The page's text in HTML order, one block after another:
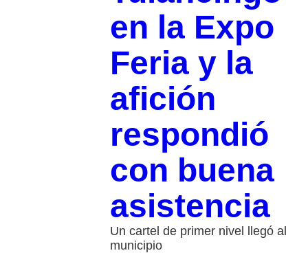
en la Expo
Feria y la
afición
respondió
con buena
asistencia
Un cartel de primer nivel llegó al
municipio